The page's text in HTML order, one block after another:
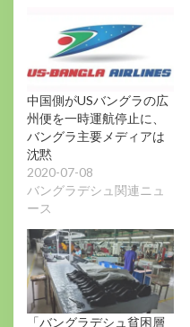
中国側がUSバングラの広
州便を一時運航停止に、
バングラ主要メディアは
沈黙
2020-07-08
バングラデシュ関連ニュ
ース
「バングラデシュ貧困層